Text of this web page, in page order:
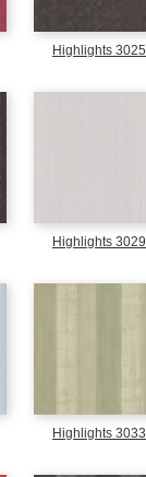
Highlights 3025
Highlights 3029
Highlights 3033